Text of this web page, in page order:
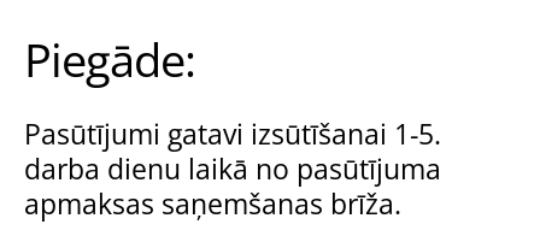
Piegāde:
Pasūtījumi gatavi izsūtīšanai 1-5.
darba dienu laikā no pasūtījuma
apmaksas saņemšanas brīža.